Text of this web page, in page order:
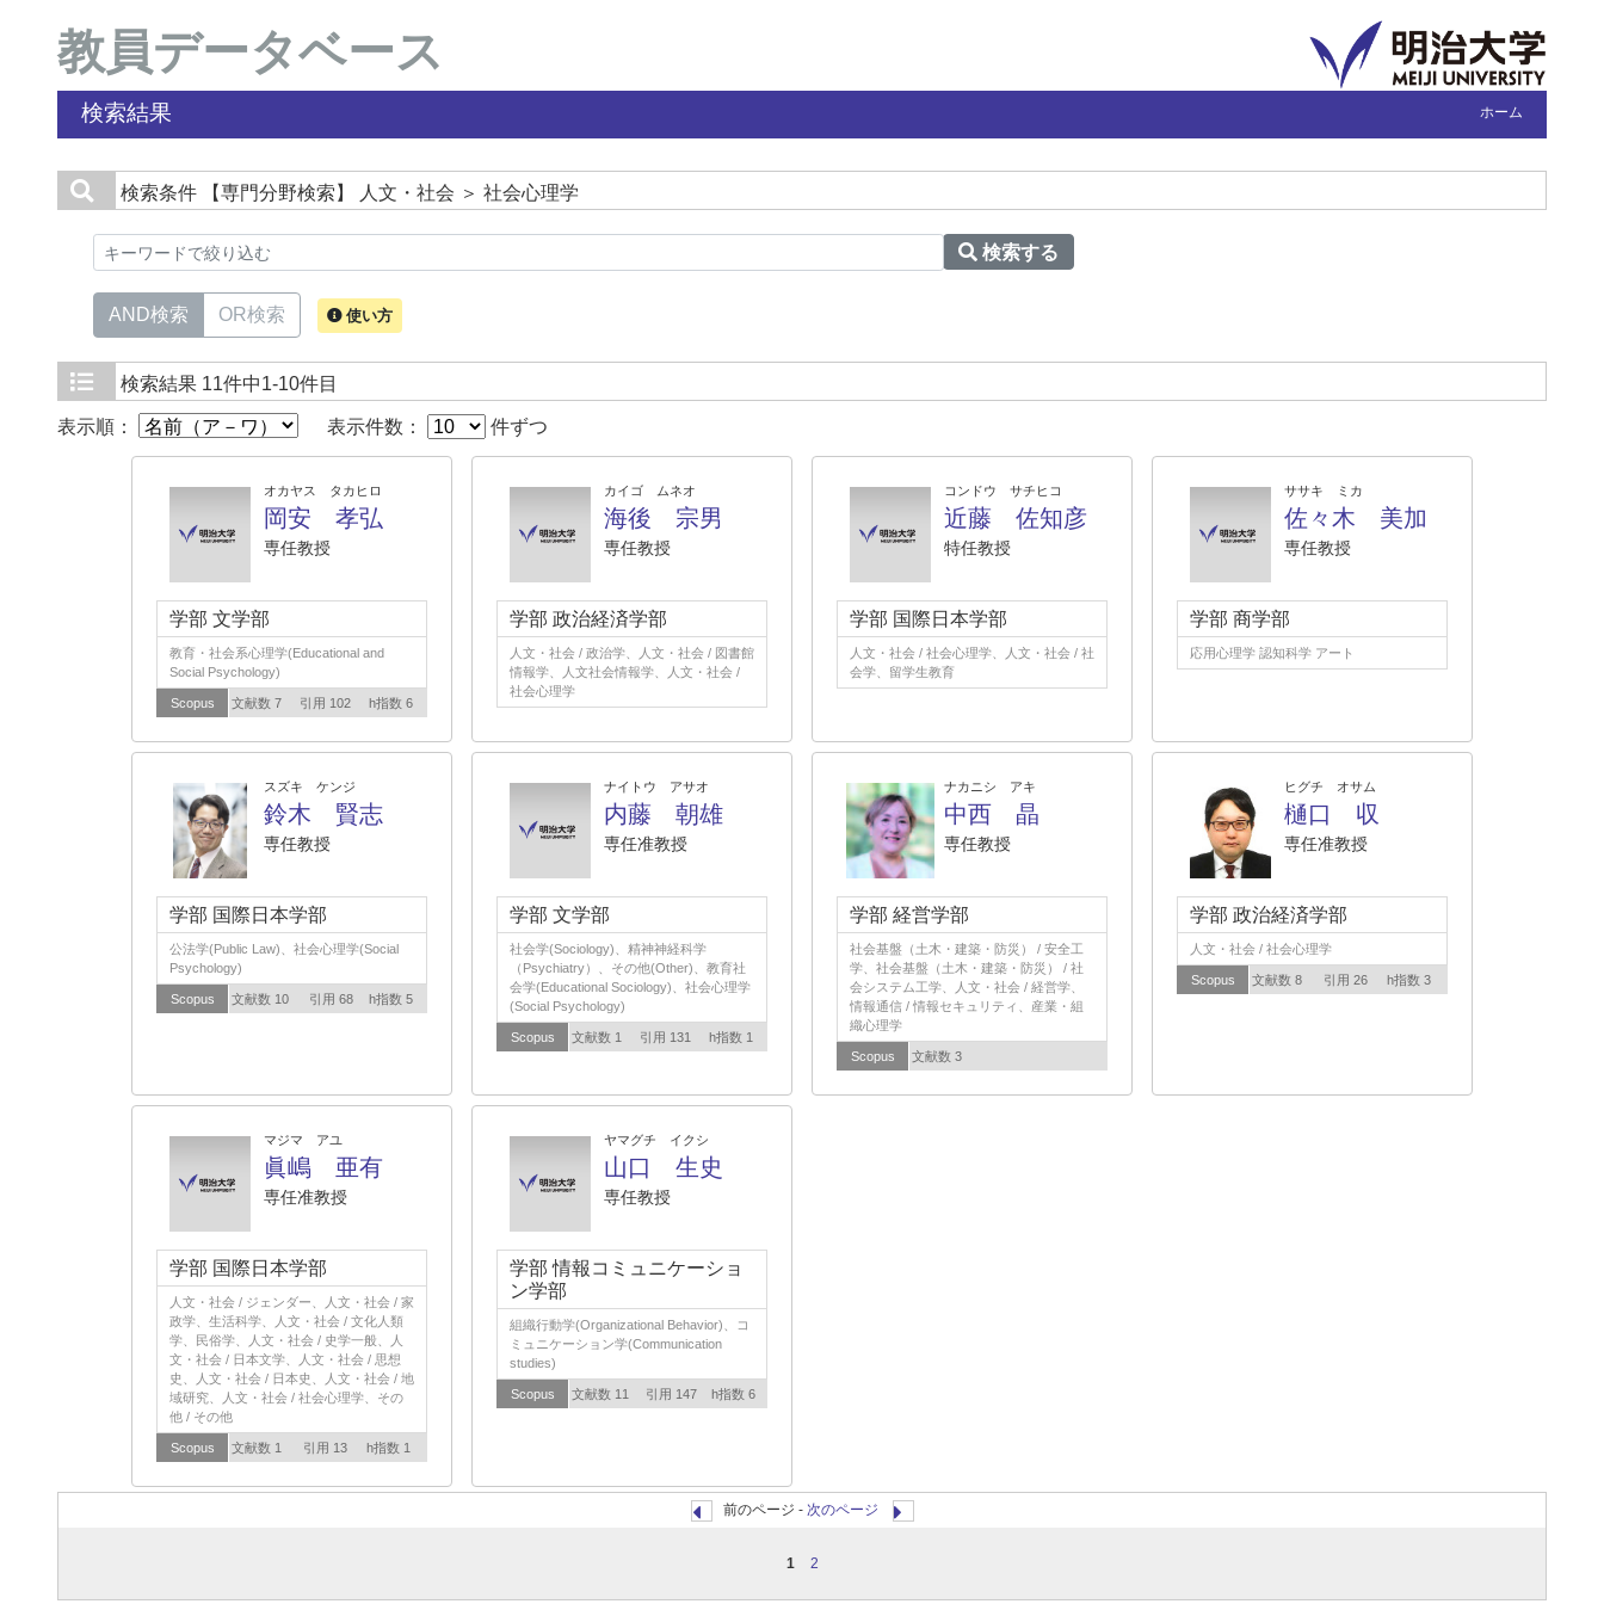
教員データベース
検索結果 ホーム
検索条件 【専門分野検索】 人文・社会 ＞ 社会心理学
検索する
AND検索 OR検索 使い方
検索結果 11件中1-10件目
表示順： 表示件数： 件ずつ
オカヤス タカヒロ
岡安 孝弘
専任教授
学部 文学部
教育・社会系心理学(Educational and
Social Psychology)
Scopus 文献数 7 引用 102 h指数 6
カイゴ ムネオ
海後 宗男
専任教授
学部 政治経済学部
人文・社会 / 政治学、人文・社会 / 図書館
情報学、人文社会情報学、人文・社会 /
社会心理学
コンドウ サチヒコ
近藤 佐知彦
特任教授
学部 国際日本学部
人文・社会 / 社会心理学、人文・社会 / 社
会学、留学生教育
ササキ ミカ
佐々木 美加
専任教授
学部 商学部
応用心理学 認知科学 アート
スズキ ケンジ
鈴木 賢志
専任教授
学部 国際日本学部
公法学(Public Law)、社会心理学(Social
Psychology)
Scopus 文献数 10 引用 68 h指数 5
ナイトウ アサオ
内藤 朝雄
専任准教授
学部 文学部
社会学(Sociology)、精神神経科学
（Psychiatry）、その他(Other)、教育社
会学(Educational Sociology)、社会心理学
(Social Psychology)
Scopus 文献数 1 引用 131 h指数 1
ナカニシ アキ
中西 晶
専任教授
学部 経営学部
社会基盤（土木・建築・防災） / 安全工
学、社会基盤（土木・建築・防災） / 社
会システム工学、人文・社会 / 経営学、
情報通信 / 情報セキュリティ、産業・組
織心理学
Scopus 文献数 3
ヒグチ オサム
樋口 収
専任准教授
学部 政治経済学部
人文・社会 / 社会心理学
Scopus 文献数 8 引用 26 h指数 3
マジマ アユ
眞嶋 亜有
専任准教授
学部 国際日本学部
人文・社会 / ジェンダー、人文・社会 / 家
政学、生活科学、人文・社会 / 文化人類
学、民俗学、人文・社会 / 史学一般、人
文・社会 / 日本文学、人文・社会 / 思想
史、人文・社会 / 日本史、人文・社会 / 地
域研究、人文・社会 / 社会心理学、その
他 / その他
Scopus 文献数 1 引用 13 h指数 1
ヤマグチ イクシ
山口 生史
専任教授
学部 情報コミュニケーショ
ン学部
組織行動学(Organizational Behavior)、コ
ミュニケーション学(Communication
studies)
Scopus 文献数 11 引用 147 h指数 6
前のページ - 次のページ
1 2